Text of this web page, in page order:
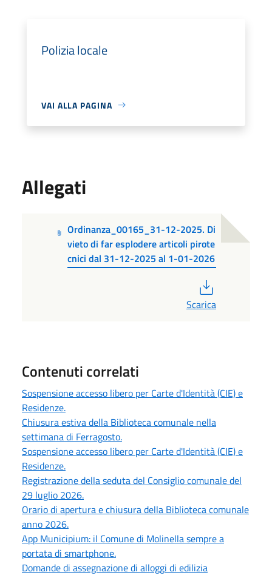
Polizia locale
VAI ALLA PAGINA
Allegati
Ordinanza_00165_31-12-2025. Di
vieto di far esplodere articoli pirote
cnici dal 31-12-2025 al 1-01-2026
Scarica
Contenuti correlati
Sospensione accesso libero per Carte d'Identità (CIE) e
Residenze.
Chiusura estiva della Biblioteca comunale nella
settimana di Ferragosto.
Sospensione accesso libero per Carte d'Identità (CIE) e
Residenze.
Registrazione della seduta del Consiglio comunale del
29 luglio 2026.
Orario di apertura e chiusura della Biblioteca comunale
anno 2026.
App Municipium: il Comune di Molinella sempre a
portata di smartphone.
Domande di assegnazione di alloggi di edilizia